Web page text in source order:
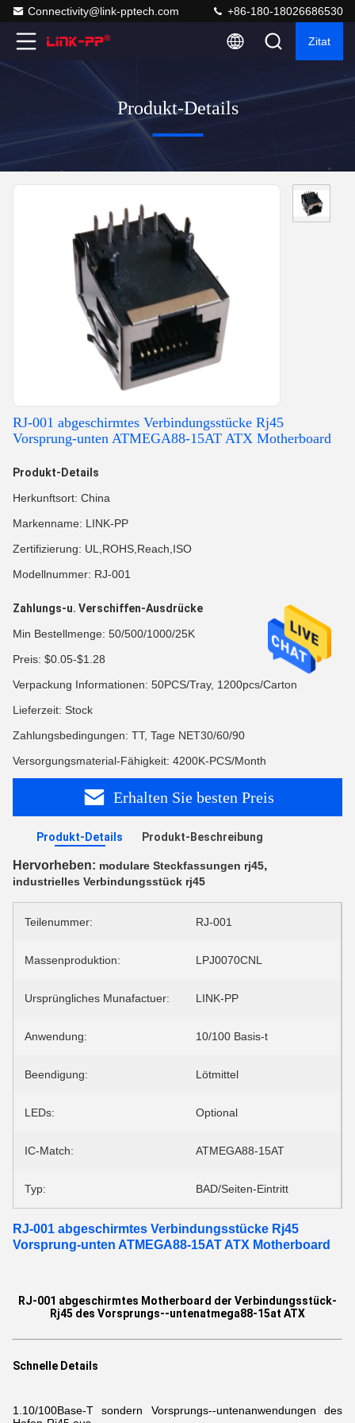
Connectivity@link-pptech.com +86-180-18026686530
Zitat
Produkt-Details
RJ-001 abgeschirmtes Verbindungsstücke Rj45
Vorsprung-unten ATMEGA88-15AT ATX Motherboard
Produkt-Details
Herkunftsort: China
Markenname: LINK-PP
Zertifizierung: UL,ROHS,Reach,ISO
Modellnummer: RJ-001
Zahlungs-u. Verschiffen-Ausdrücke
Min Bestellmenge: 50/500/1000/25K
Preis: $0.05-$1.28
Verpackung Informationen: 50PCS/Tray, 1200pcs/Carton
Lieferzeit: Stock
Zahlungsbedingungen: TT, Tage NET30/60/90
Versorgungsmaterial-Fähigkeit: 4200K-PCS/Month
Erhalten Sie besten Preis
Produkt-Details Produkt-Beschreibung
Hervorheben: modulare Steckfassungen rj45,
industrielles Verbindungsstück rj45
Teilenummer: RJ-001
Massenproduktion: LPJ0070CNL
Ursprüngliches Munafactuer: LINK-PP
Anwendung: 10/100 Basis-t
Beendigung: Lötmittel
LEDs: Optional
IC-Match: ATMEGA88-15AT
Typ: BAD/Seiten-Eintritt
RJ-001 abgeschirmtes Verbindungsstücke Rj45
Vorsprung-unten ATMEGA88-15AT ATX Motherboard
RJ-001 abgeschirmtes Motherboard der Verbindungsstück-
Rj45 des Vorsprungs--untenatmega88-15at ATX
Schnelle Details
1.10/100Base-Tsondern Vorsprungs--untenanwendungen des